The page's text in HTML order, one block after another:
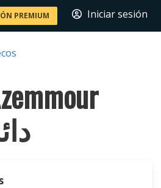
PREMIUM Iniciar sesión